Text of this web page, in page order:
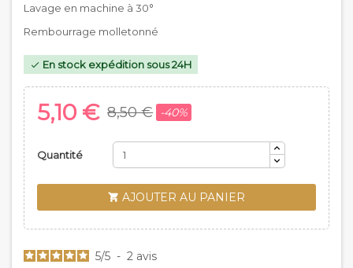
Lavage en machine à 30°
Rembourrage molletonné
 En stock expédition sous 24H
5,10 € 8,50 € -40%
Quantité
 AJOUTER AU PANIER
5/5 - 2 avis